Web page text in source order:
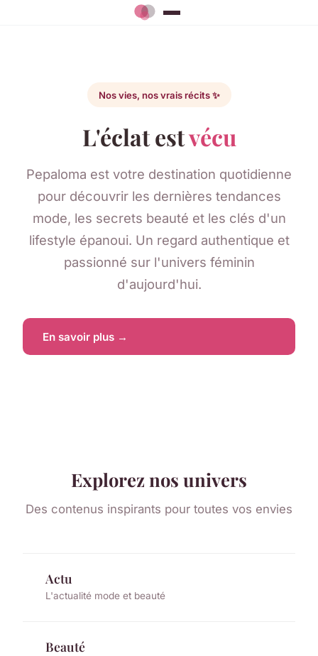
Nos vies, nos vrais récits ✨
L'éclat estvécu
Pepaloma est votre destination quotidienne
pour découvrir les dernières tendances
mode, les secrets beauté et les clés d'un
lifestyle épanoui. Un regard authentique et
passionné sur l'univers féminin
d'aujourd'hui.
En savoir plus →
Explorez nos univers
Des contenus inspirants pour toutes vos envies
Actu
L'actualité mode et beauté
Beauté